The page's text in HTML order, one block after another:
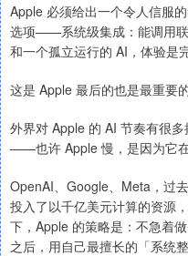
Apple 必须给出一个令人信服
选项——系统级集成：能调用联
和一个孤立运行的 AI，体验是
这是 Apple 最后的也是最重要的
外界对 Apple 的 AI 节奏有很
——也许 Apple 慢，是因为它在
OpenAI、Google、Meta，过
投入了以千亿美元计算的资源
下，Apple 的策略是：不急着
之后，用自己最擅长的「系统